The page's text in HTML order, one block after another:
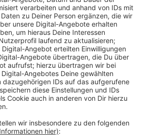
der Maybachstraße soll zudem mit
gesperrt werden. Die
von rund 750.000 Euro. In
Einschränkungen auf
Die Stadt plant, die Krefelder
Insgesamt soll sie sich über
Forstwald bis Uerdingen
Krefelder vom Fahrrad zu